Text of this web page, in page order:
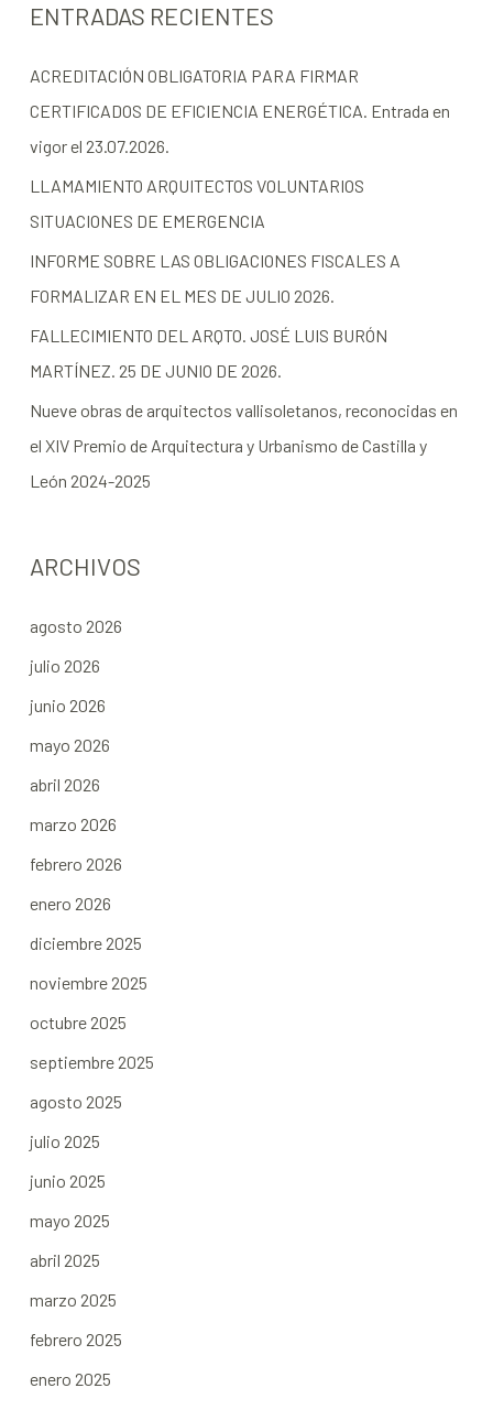
ENTRADAS RECIENTES
ACREDITACIÓN OBLIGATORIA PARA FIRMAR
CERTIFICADOS DE EFICIENCIA ENERGÉTICA. Entrada en
vigor el 23.07.2026.
LLAMAMIENTO ARQUITECTOS VOLUNTARIOS
SITUACIONES DE EMERGENCIA
INFORME SOBRE LAS OBLIGACIONES FISCALES A
FORMALIZAR EN EL MES DE JULIO 2026.
FALLECIMIENTO DEL ARQTO. JOSÉ LUIS BURÓN
MARTÍNEZ. 25 DE JUNIO DE 2026.
Nueve obras de arquitectos vallisoletanos, reconocidas en
el XIV Premio de Arquitectura y Urbanismo de Castilla y
León 2024-2025
ARCHIVOS
agosto 2026
julio 2026
junio 2026
mayo 2026
abril 2026
marzo 2026
febrero 2026
enero 2026
diciembre 2025
noviembre 2025
octubre 2025
septiembre 2025
agosto 2025
julio 2025
junio 2025
mayo 2025
abril 2025
marzo 2025
febrero 2025
enero 2025